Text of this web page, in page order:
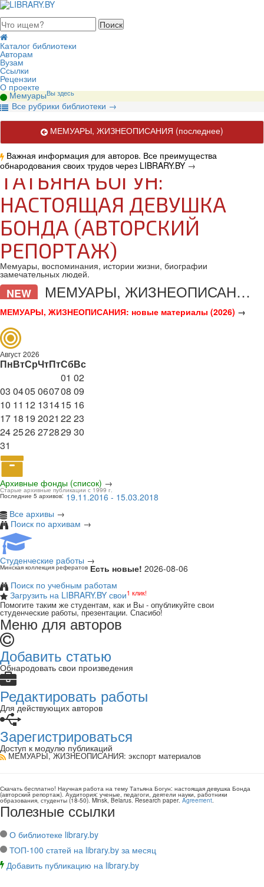
2026, четверг
Каталог библиотеки
Авторам
Вузам
Ссылки
Рецензии
О проекте
МемуарыВы здесь
Все рубрики библиотеки →
МЕМУАРЫ, ЖИЗНЕОПИСАНИЯ (последнее)
Важная информация для авторов. Все преимущества
обнародования своих трудов через LIBRARY.BY →
ТАТЬЯНА БОГУН:
НАСТОЯЩАЯ ДЕВУШКА
БОНДА (АВТОРСКИЙ
РЕПОРТАЖ)
Мемуары, воспоминания, истории жизни, биографии
замечательных людей.
NEW МЕМУАРЫ, ЖИЗНЕОПИСАНИЯ
МЕМУАРЫ, ЖИЗНЕОПИСАНИЯ: новые материалы (2026) →
Август 2026
ПнВтСрЧтПтСбВс
01 02
03 0405060708 09
10 11 12 131415 16
17 1819 2021 2223
242526272829 30
31
Архивные фонды (список) →
Старые архивные публикации с 1999 г.
Последние 5 архивов: 19.11.2016 - 15.03.2018
Все архивы →
Поиск по архивам →
Студенческие работы →
Минская коллекция рефератов Есть новые! 2026-08-06
Поиск по учебным работам
Загрузить на LIBRARY.BY свои1 клик!
Помогите таким же студентам, как и Вы - опубликуйте свои
студенческие работы, презентации. Спасибо!
Меню для авторов
Добавить статью
Обнародовать свои произведения
Редактировать работы
Для действующих авторов
Зарегистрироваться
Доступ к модулю публикаций
МЕМУАРЫ, ЖИЗНЕОПИСАНИЯ: экспорт материалов
Скачать бесплатно! Научная работа на тему Татьяна Богун: настоящая девушка Бонда
(авторский репортаж). Аудитория: ученые, педагоги, деятели науки, работники
образования, студенты (18-50). Minsk, Belarus. Research paper. Agreement.
Полезные ссылки
О библиотеке library.by
ТОП-100 статей на library.by за месяц
Добавить публикацию на library.by